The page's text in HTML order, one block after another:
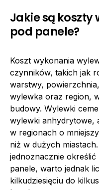
Jakie są
pod panele?
Koszt wykonania
czynników, takich jak
warstwy,
wylewka oraz region,
budowy. Wylewki
wylewki anhydrytowe,
w regionach o
niż w dużych
jednoznacznie
panele, warto jednak
kilkudziesięciu do